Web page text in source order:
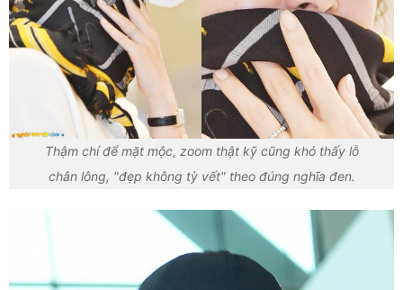
Thậm chí để mặt mộc, zoom thật kỹ cũng khó thấy lỗ
chân lông, "đẹp không tỳ vết" theo đúng nghĩa đen.